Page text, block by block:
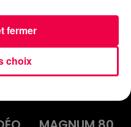
EMISSIONS
choix
fermer